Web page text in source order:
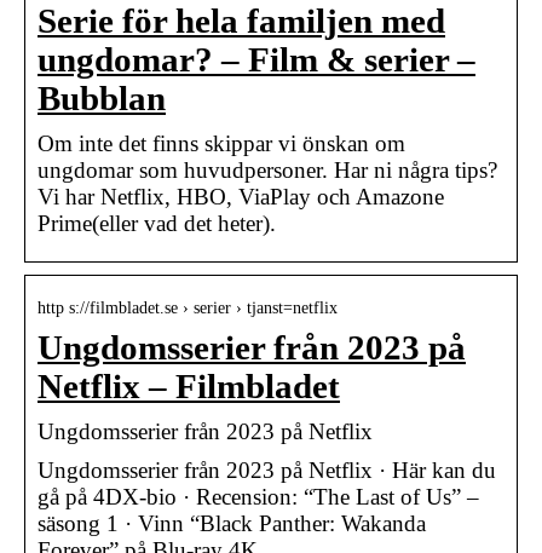
Serie för hela familjen med
ungdomar? – Film & serier –
Bubblan
Om inte det finns skippar vi önskan om
ungdomar som huvudpersoner. Har ni några tips?
Vi har Netflix, HBO, ViaPlay och Amazone
Prime(eller vad det heter).
http s://filmbladet.se › serier › tjanst=netflix
Ungdomsserier från 2023 på
Netflix – Filmbladet
Ungdomsserier från 2023 på Netflix
Ungdomsserier från 2023 på Netflix · Här kan du
gå på 4DX-bio · Recension: “The Last of Us” –
säsong 1 · Vinn “Black Panther: Wakanda